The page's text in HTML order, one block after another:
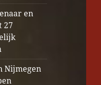
en
27
Nijmegen